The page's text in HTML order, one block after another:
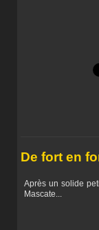
De fort en
Après un solide
Mascate...